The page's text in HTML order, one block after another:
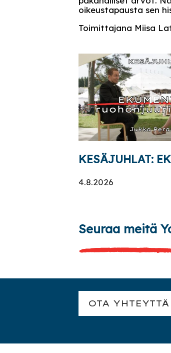
oikeustapausta sen
Toimittajana Miisa
KESÄJUHLAT:
4.8.2026
Seuraa meitä
OTA YHTEYTTÄ